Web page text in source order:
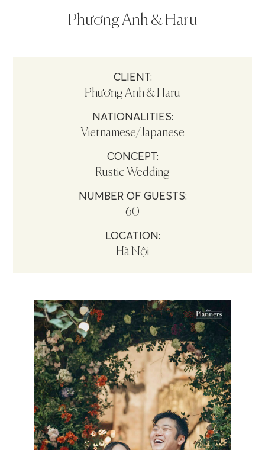
Phương Anh & Haru
CLIENT:
Phương Anh & Haru
NATIONALITIES:
Vietnamese/Japanese
CONCEPT:
Rustic Wedding
NUMBER OF GUESTS:
60
LOCATION:
Hà Nội